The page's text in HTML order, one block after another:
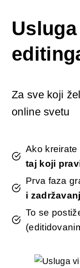
content
Za sve koji
online svetu
Ako
taj koji
Prva faza
i
To se